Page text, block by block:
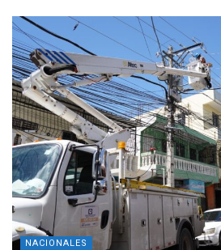
NACIONALES